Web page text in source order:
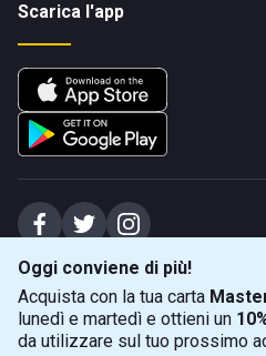
Oggi conviene di più!
Acquista con la tua carta
lunedì e martedì e ottieni un
da utilizzare sul tuo prossimo
Scarica l'app
Spiagge Srl - Sede legale: Via
capitale sociale Euro 31245,57 - Iscritta
Sede operativa: Via Flaminia 180, 47924
info@spiagge.it - p.i./c.f. 04536640404